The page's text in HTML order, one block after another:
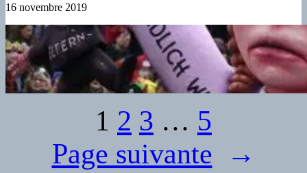
16 novembre 2019
1 2 3 … 5
Page suivante
→